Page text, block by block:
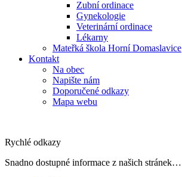
Zubní ordinace
Gynekologie
Veterinární ordinace
Lékarny
Mateřká škola Horní Domaslavice
Kontakt
Na obec
Napište nám
Doporučené odkazy
Mapa webu
Rychlé odkazy
Snadno dostupné informace z našich stránek…